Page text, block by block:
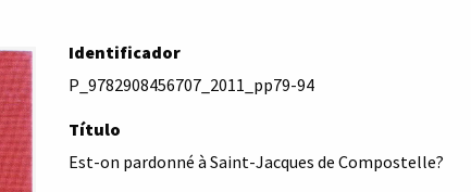
Identificador
P_9782908456707_2011_pp79-94
Título
Est-on pardonné à Saint-Jacques de Compostelle?